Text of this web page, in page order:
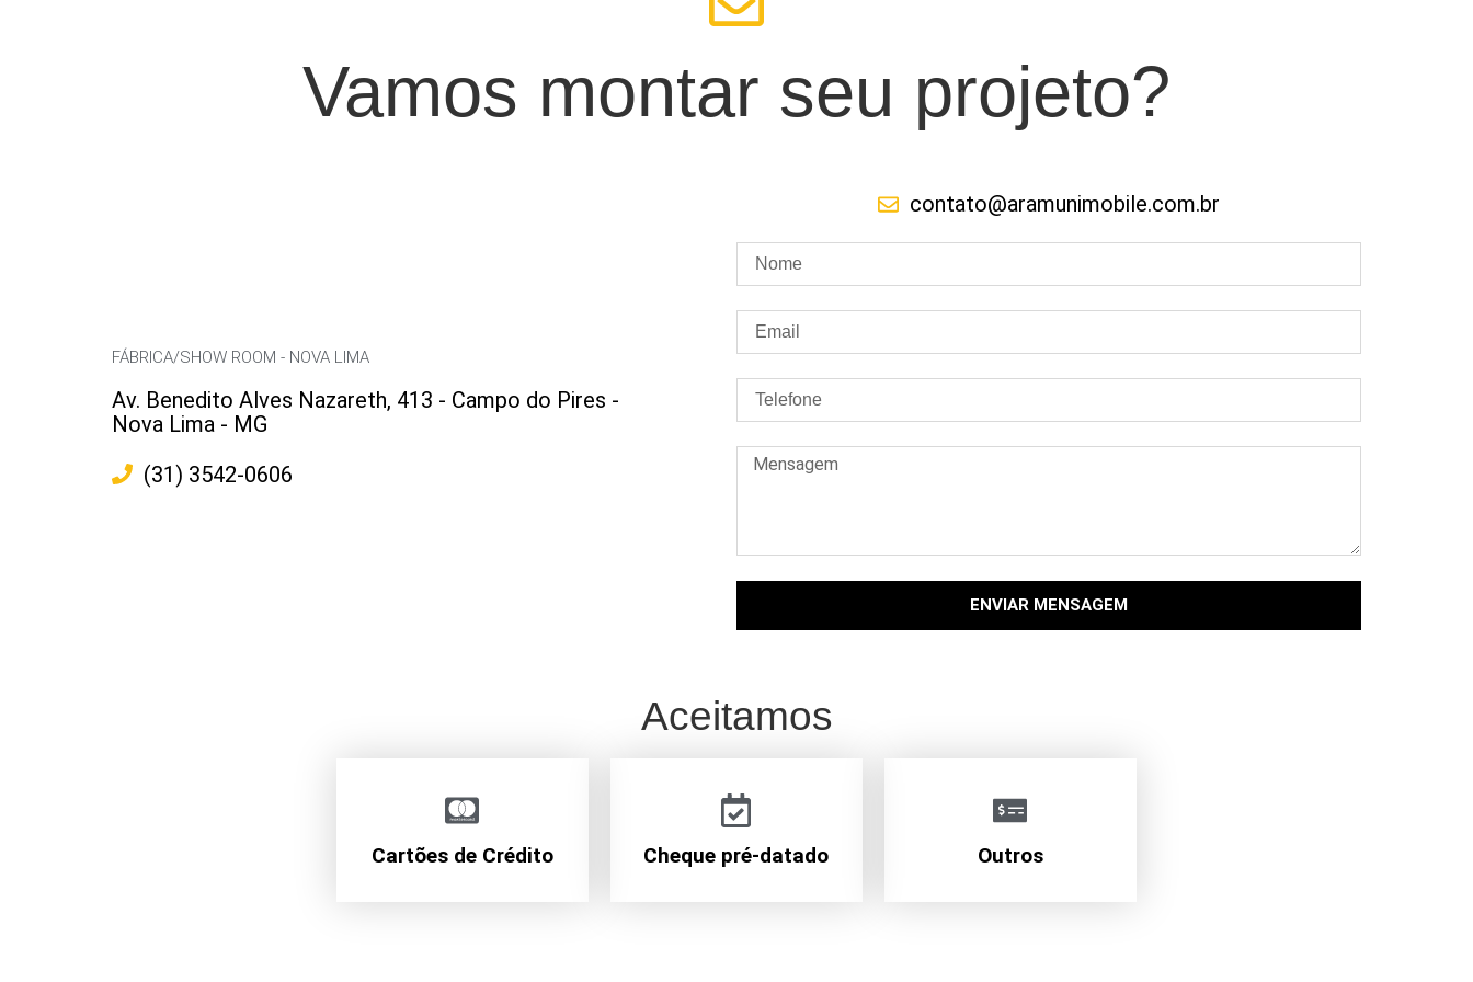
Vamos montar seu projeto?
FÁBRICA/SHOW ROOM - NOVA LIMA
Av. Benedito Alves Nazareth, 413 - Campo do Pires -
Nova Lima - MG
(31) 3542-0606
contato@aramunimobile.com.br
ENVIAR MENSAGEM
Aceitamos
Cartões de Crédito Cheque pré-datado Outros